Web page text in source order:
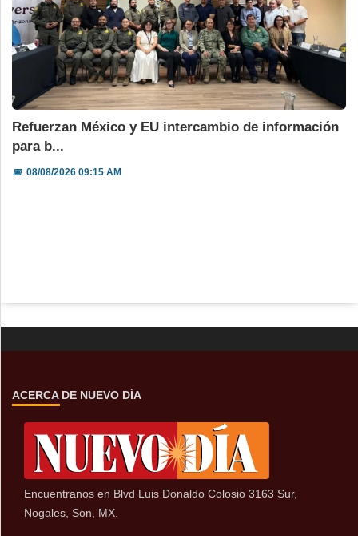
Refuerzan México y EU intercambio de información
para b...
📅08/08/2026 09:15 AM
ACERCA DE NUEVO DÍA
Encuentranos en Blvd Luis Donaldo Colosio 3163 Sur,
Nogales, Son, MX.